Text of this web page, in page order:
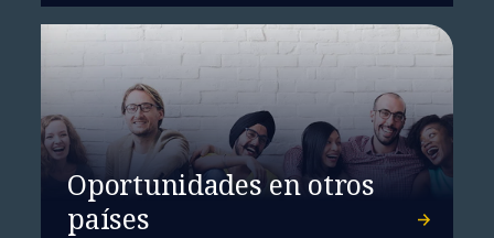
Oportunidades en otros
países